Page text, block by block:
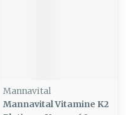
Mannavital
Mannavital Vitamine K2